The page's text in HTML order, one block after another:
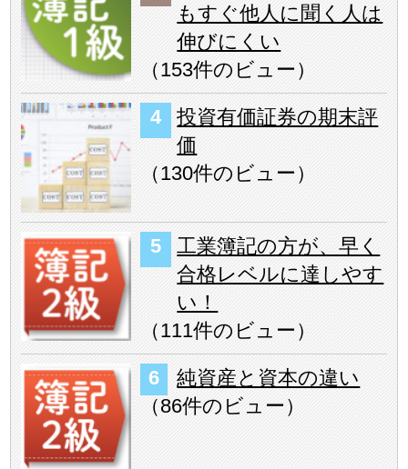
もすぐ他人に聞く人は
伸びにくい
（153件のビュー ）
投資有価証券の期末評
価
（130件のビュー ）
工業簿記の方が、早く
合格レベルに達しやす
い！
（111件のビュー ）
純資産と資本の違い
（86件のビュー ）